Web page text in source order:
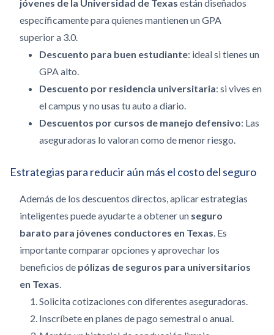
jóvenes de la Universidad de Texas están diseñados
específicamente para quienes mantienen un GPA
superior a 3.0.
Descuento para buen estudiante: ideal si tienes un
GPA alto.
Descuento por residencia universitaria: si vives en
el campus y no usas tu auto a diario.
Descuentos por cursos de manejo defensivo: Las
aseguradoras lo valoran como de menor riesgo.
Estrategias para reducir aún más el costo del seguro
Además de los descuentos directos, aplicar estrategias
inteligentes puede ayudarte a obtener un seguro
barato para jóvenes conductores en Texas. Es
importante comparar opciones y aprovechar los
beneficios de pólizas de seguros para universitarios
en Texas.
Solicita cotizaciones con diferentes aseguradoras.
Inscríbete en planes de pago semestral o anual.